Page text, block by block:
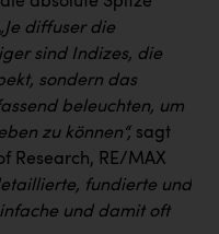
„Je diffuser die
sind Indizes, die
sondern das
beleuchten, um
zu können“, sagt
Research, RE/MAX
fundierte und
und damit oft